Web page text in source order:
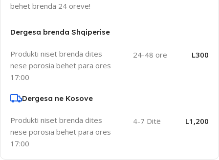
behet brenda 24 oreve!
Dergesa brenda Shqiperise
Produkti niset brenda dites
nese porosia behet para ores
17:00
24-48 ore L300
Dergesa ne Kosove
Produkti niset brenda dites
nese porosia behet para ores
17:00
4-7 Ditë L1,200